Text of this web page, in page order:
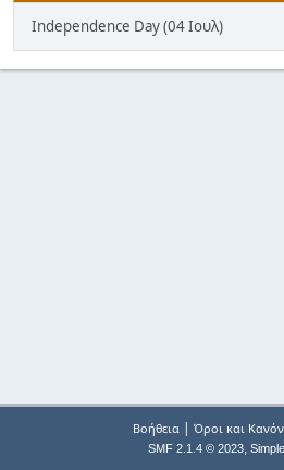
Independence Day (04 Ιουλ)
Βοήθεια| Όροι και
SMF 2.1.4 © 2023,